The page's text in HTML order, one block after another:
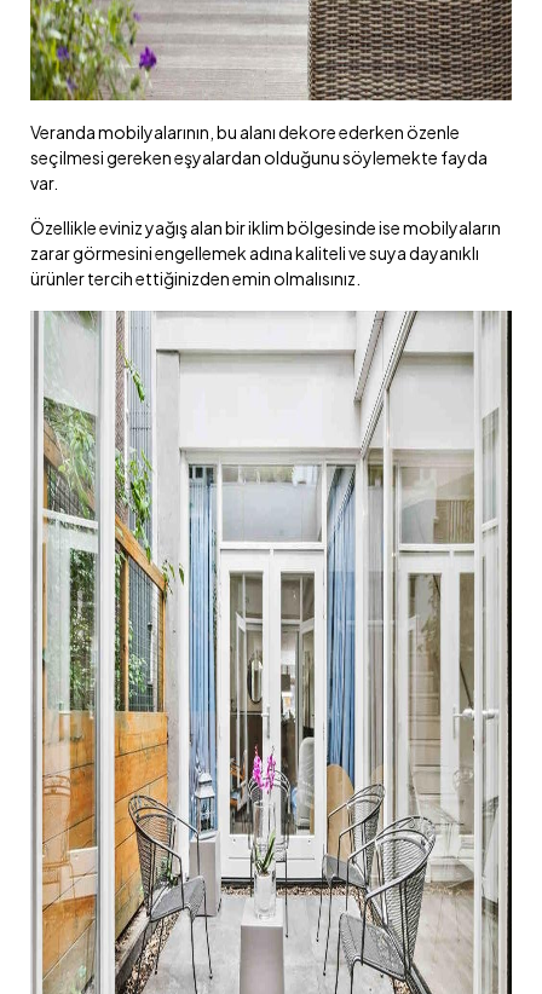
Veranda mobilyalarının, bu alanı dekore ederken özenle
seçilmesi gereken eşyalardan olduğunu söylemekte fayda
var.
Özellikle eviniz yağış alan bir iklim bölgesinde ise mobilyaların
zarar görmesini engellemek adına kaliteli ve suya dayanıklı
ürünler tercih ettiğinizden emin olmalısınız.